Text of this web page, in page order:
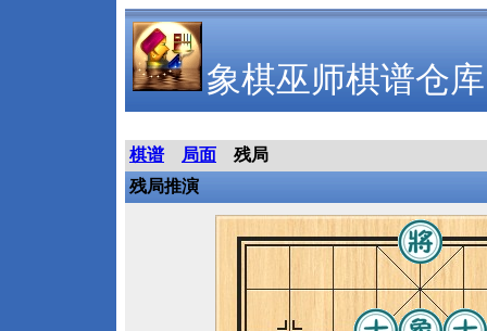
象棋巫师棋谱仓库
棋谱 局面
残局
残局推演